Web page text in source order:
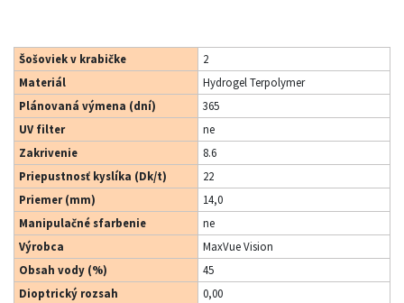
Šošoviek v krabičke
2
Materiál
Hydrogel Terpolymer
Plánovaná výmena (dní)
365
UV filter
ne
Zakrivenie
8.6
Priepustnosť kyslíka (Dk/t)
22
Priemer (mm)
14,0
Manipulačné sfarbenie
ne
Výrobca
MaxVue Vision
Obsah vody (%)
45
Dioptrický rozsah
0,00